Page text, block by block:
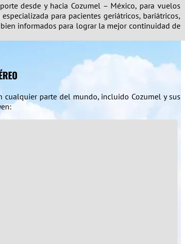
desde y hacia Cozumel – México, para vuelos
para pacientes geriátricos, bariátricos,
informados para lograr la mejor continuidad de
parte del mundo, incluido Cozumel y sus